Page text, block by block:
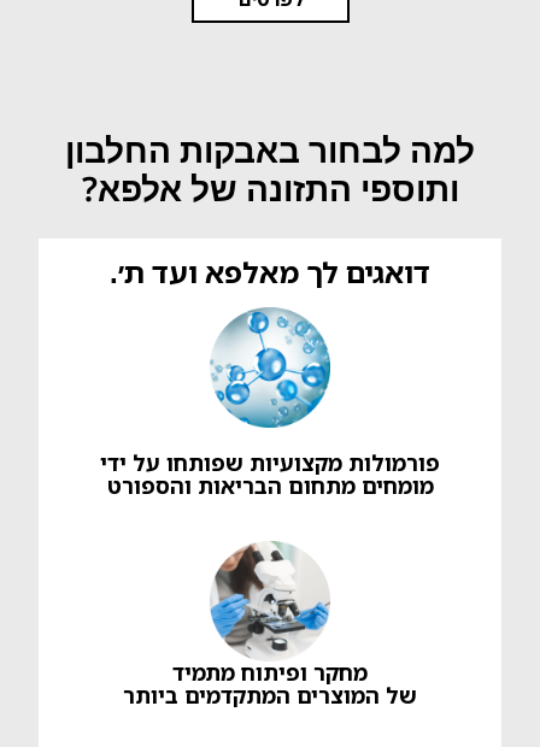
למה לבחור באבקות החלבון
ותוספי התזונה של אלפא?
דואגים לך מאלפא ועד ת׳.
פורמולות מקצועיות שפותחו על ידי
מומחים מתחום הבריאות והספורט
מחקר ופיתוח מתמיד
של המוצרים המתקדמים ביותר